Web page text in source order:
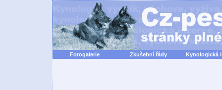
Fotogalerie Zkušební řády Kynologická